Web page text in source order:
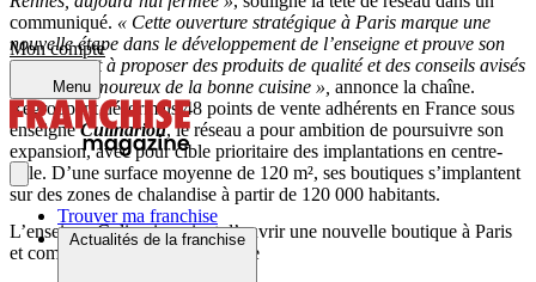
Mon compte
Menu
Trouver ma franchise
Actualités de la franchise
communiqué. « Cette ouverture stratégique à Paris marque une
nouvelle étape dans le développement de l’enseigne et prouve son
engagement à proposer des produits de qualité et des conseils avisés
à tous les amoureux de la bonne cuisine », annonce la chaîne.
Regroupant désormais 48 points de vente adhérents en France sous
enseigneCulinarion, le réseau a pour ambition de poursuivre son
expansion, avec pour cible prioritaire des implantations en centre-
ville. D’une surface moyenne de 120 m², ses boutiques s’implantent
sur des zones de chalandise à partir de 120 000 habitants.
L’enseigne Culinarion vient d’ouvrir une nouvelle boutique à Paris
et compte 48 magasins en France